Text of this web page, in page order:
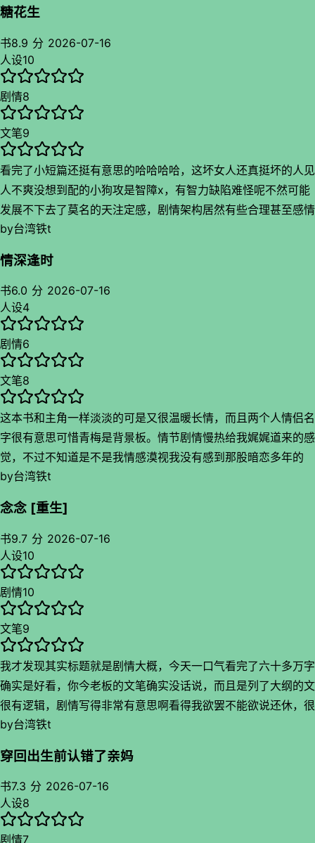
糖花生
书8.9 分 2026-07-16
人设10
剧情8
文笔9
看完了小短篇还挺有意思的哈哈哈哈，这坏女人还真挺坏的人见
人不爽没想到配的小狗攻是智障x，有智力缺陷难怪呢不然可能
发展不下去了莫名的天注定感，剧情架构居然有些合理甚至感情
反展都很合理，你坏女人从头坏到底甚至在一起是因为爽到了最
个智力有问题的喜欢倒是让我没想到，真给写出一股狗味呢好傻
的感觉；干啥这么短啊不够看，虽然结尾很妙啊坏女人觉得还好
这是个傻的哼哼。
剧情还可以吧短篇来说还挺顺的，中间情敌配角部分我不是很喜
欢，虽然显得你主角更傻了….还有你坏女人多写点恶劣的就好
了，都是侧面带过写的虽然很成功，后面楼主那个地方写得也太
纪实了吧还真的一样，虽然结束得猝不及防
by台湾铁t
情深逢时
书6.0 分 2026-07-16
人设4
剧情6
文笔8
这本书和主角一样淡淡的可是又很温暖长情，而且两个人情侣名
字很有意思可惜青梅是背景板。情节剧情慢热给我娓娓道来的感
觉，不过不知道是不是我情感漠视我没有感到那股暗恋多年的
劲，不过前期那种不被看见的心酸倒是看的我有点抽疼可惜就一
经升华了（擦汗，而且前期和那小火煮粥一样有点无聊不过参加
综艺那段挺有意思啊哈哈哈哈哈然后就没有然后了，冒出来前女
友作怪固定流程走一波，虽然前女友这个线合理吧但是老觉得没
必要而且好傲慢啊这个人物，每次出场都想划走，没给人一种情
伤剧情人物的感觉，还有副cp我也觉得好无聊啊啊啊啊啊啊也
想划走，主cp冰块精温宝宝我倒是觉得很有意思哈哈哈哈哈哈
搞得人设很反差，时这个角色没有冰块塑造的好很可惜，不过两
个人的职业居然意外的普通我以为是豪门联姻啥的
很好看的点就是这作者写日常暧昧很好看很温情，两个人亲一个
都写那么清楚那么暧昧，再加上炒菜点到即止一些描写真是格外
美味啊哈哈哈哈虽然这部分描写占比不多呢，看得出来两个人日
常很有情趣一点都不无聊啊虽然七十五章才亲上但是后面神速看
得我非常满意，属于打发时间看看吧
by台湾铁t
念念 [重生]
书9.7 分 2026-07-16
人设10
剧情10
文笔9
我才发现其实标题就是剧情大概，今天一口气看完了六十多万字
确实是好看，你今老板的文笔确实没话说，而且是列了大纲的文
很有逻辑，剧情写得非常有意思啊看得我欲罢不能欲说还休，很
多让我狂笑不止的剧情让我梦回看贤妻的时候了哈哈哈哈哈哈哈
by台湾铁t
穿回出生前认错了亲妈
书7.3 分 2026-07-16
人设8
剧情7